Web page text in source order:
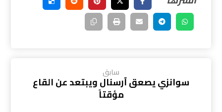
سابق
سوانزي يصعق آرسنال ويبتعد عن القاع
مؤقتاً